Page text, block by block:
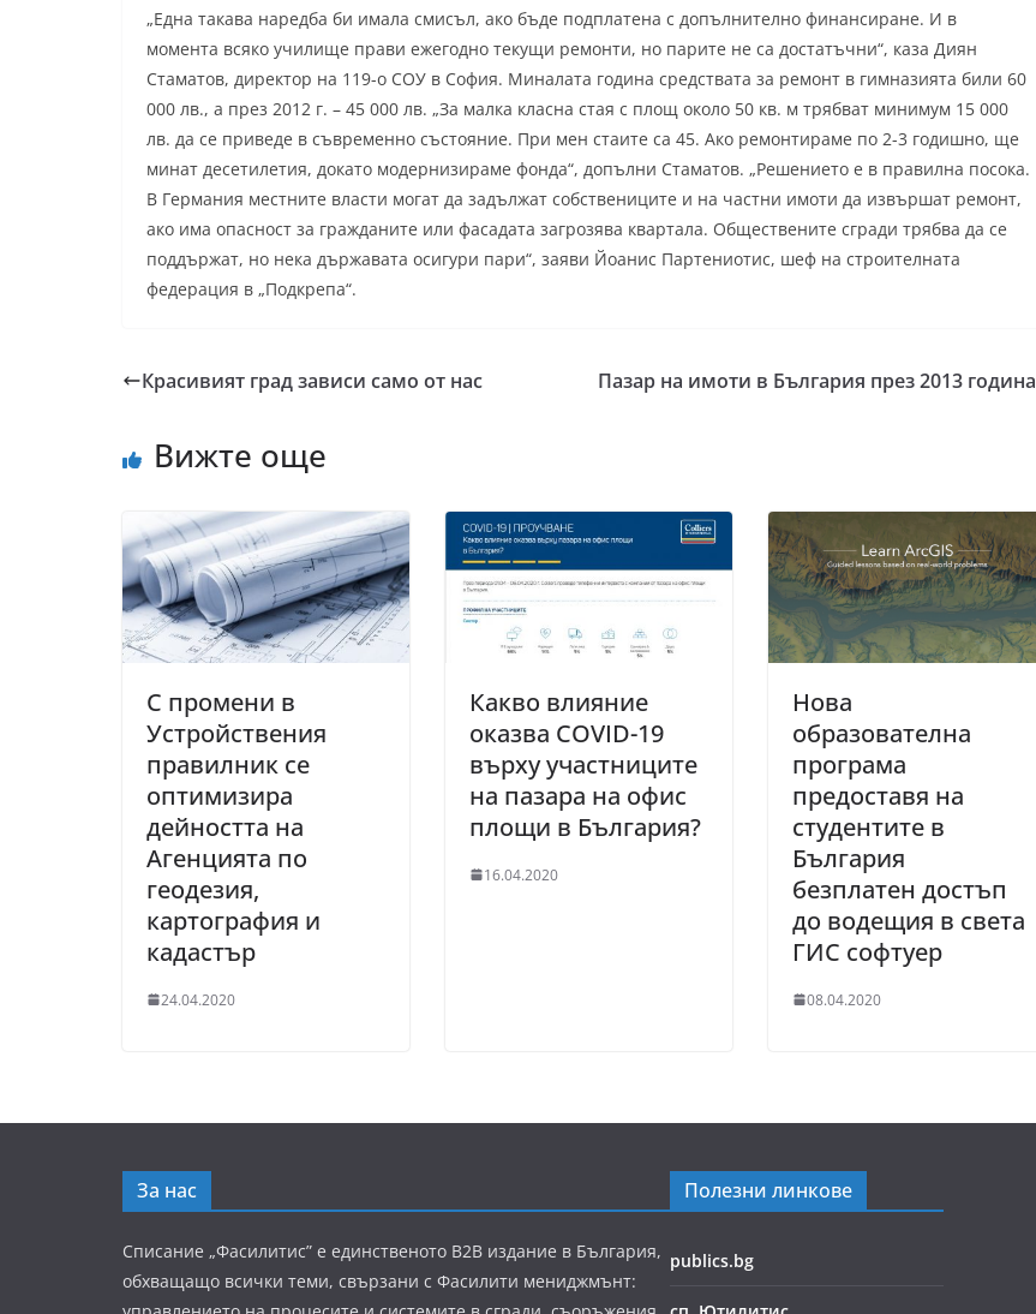
„Една такава наредба би имала смисъл, ако бъде подплатена с допълнително финансиране. И в
момента всяко училище прави ежегодно текущи ремонти, но парите не са достатъчни“, каза Диян
Стаматов, директор на 119-о СОУ в София. Миналата година средствата за ремонт в гимназията били 60
000 лв., а през 2012 г. – 45 000 лв. „За малка класна стая с площ около 50 кв. м трябват минимум 15 000
лв. да се приведе в съвременно състояние. При мен стаите са 45. Ако ремонтираме по 2-3 годишно, ще
минат десетилетия, докато модернизираме фонда“, допълни Стаматов. „Решението е в правилна посока.
В Германия местните власти могат да задължат собствениците и на частни имоти да извършат ремонт,
ако има опасност за гражданите или фасадата загрозява квартала. Обществените сгради трябва да се
поддържат, но нека държавата осигури пари“, заяви Йоанис Партениотис, шеф на строителната
федерация в „Подкрепа“.
Красивият град зависи само от нас Пазар на имоти в България през 2013 година
Вижте още
С промени в
Устройствения
правилник се
оптимизира
дейността на
Агенцията по
геодезия,
картография и
кадастър
24.04.2020
Какво влияние
оказва COVID-19
върху участниците
на пазара на офис
площи в България?
16.04.2020
Нова
образователна
програма
предоставя на
студентите в
България
безплатен достъп
до водещия в света
ГИС софтуер
08.04.2020
За нас
Списание „Фасилитис” е единственото B2B издание в България,
обхващащо всички теми, свързани с Фасилити мениджмънт:
Полезни линкове
publics.bg